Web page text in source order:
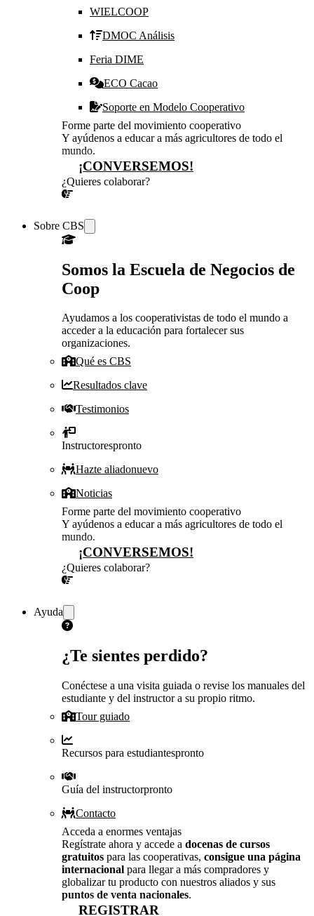
WIELCOOP
DMOC Análisis
Feria DIME
ECO Cacao
Soporte en Modelo Cooperativo
Forme parte del movimiento cooperativo
Y ayúdenos a educar a más agricultores de todo el
mundo.
¡CONVERSEMOS!
¿Quieres colaborar?
Sobre CBS
Somos la Escuela de Negocios de
Coop
Ayudamos a los cooperativistas de todo el mundo a
acceder a la educación para fortalecer sus
organizaciones.
Qué es CBS
Resultados clave
Testimonios
Instructorespronto
Hazte aliadonuevo
Noticias
Forme parte del movimiento cooperativo
Y ayúdenos a educar a más agricultores de todo el
mundo.
¡CONVERSEMOS!
¿Quieres colaborar?
Ayuda
¿Te sientes perdido?
Conéctese a una visita guiada o revise los manuales del
estudiante y del instructor a su propio ritmo.
Tour guiado
Recursos para estudiantespronto
Guía del instructorpronto
Contacto
Acceda a enormes ventajas
Regístrate ahora y accede a docenas de cursos
gratuitos para las cooperativas, consigue una página
internacional para llegar a más compradores y
globalizar tu producto con nuestros aliados y sus
puntos de venta nacionales.
REGISTRAR